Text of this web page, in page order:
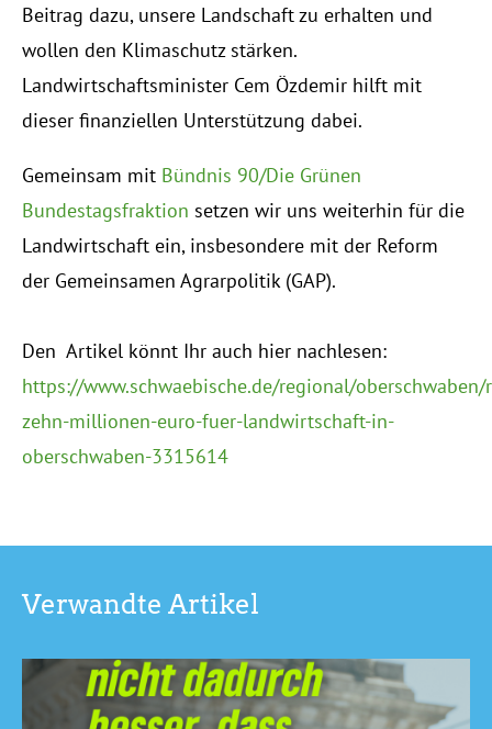
Beitrag dazu, unsere Landschaft zu erhalten und
wollen den Klimaschutz stärken.
Landwirtschaftsminister Cem Özdemir hilft mit
dieser finanziellen Unterstützung dabei.
Gemeinsam mit Bündnis 90/Die Grünen
Bundestagsfraktion setzen wir uns weiterhin für die
Landwirtschaft ein, insbesondere mit der Reform
der Gemeinsamen Agrarpolitik (GAP).
Den Artikel könnt Ihr auch hier nachlesen:
https://www.schwaebische.de/regional/
zehn-millionen-euro-fuer-landwirtschaft-in-
oberschwaben-3315614
Verwandte Artikel